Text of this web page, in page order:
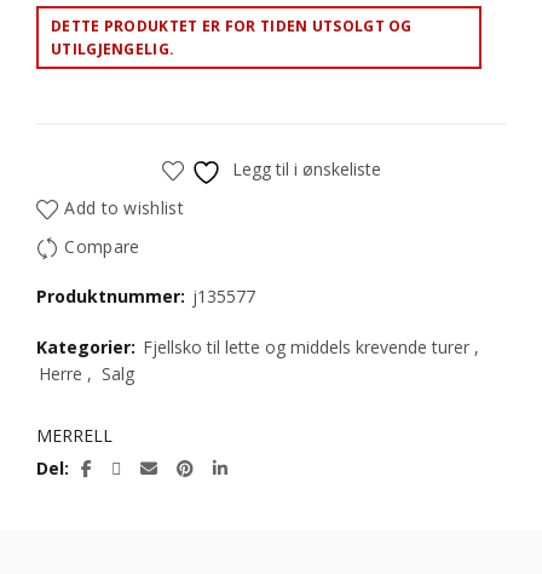
DETTE PRODUKTET ER FOR TIDEN UTSOLGT OG
UTILGJENGELIG.
Legg til i ønskeliste
Add to wishlist
Compare
Produktnummer: j135577
Kategorier: Fjellsko til lette og middels krevende turer ,
Herre , Salg
MERRELL
Del